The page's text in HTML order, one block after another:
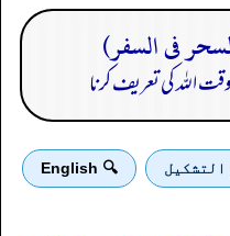
فى السفر)
اللہ کی تعریف کرنا
التشكيل 🔍 English